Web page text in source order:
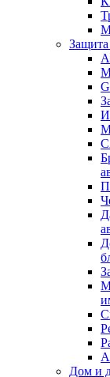
Защита
Дом и